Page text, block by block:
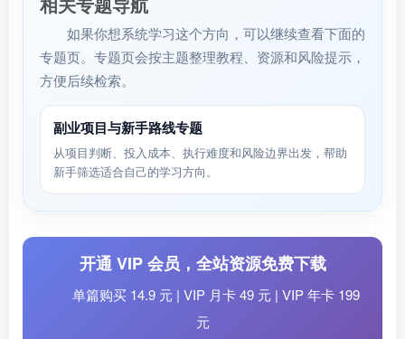
如果你想系统学习这个方向，可以继续查看下面的
专题页。专题页会按主题整理教程、资源和风险提示，
方便后续检索。
副业项目与新手路线专题
从项目判断、投入成本、执行难度和风险边界出发，帮助
新手筛选适合自己的学习方向。
开通 VIP 会员，全站资源免费下载
单篇购买 14.9 元 | VIP 月卡 49 元 | VIP 年卡 199
元